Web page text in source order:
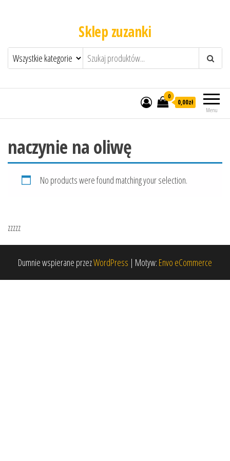
Sklep zuzanki
Menu
0
0,00zł
naczynie na oliwę
No products were found matching your selection.
zzzzz
Dumnie wspierane przezWordPress | Motyw: Envo eCommerce